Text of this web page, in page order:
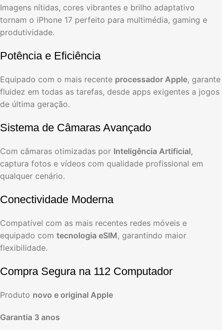
Imagens nítidas, cores vibrantes e brilho adaptativo
tornam o iPhone 17 perfeito para multimédia, gaming e
produtividade.
Potência e Eficiência
Equipado com o mais recente processador Apple, garante
fluidez em todas as tarefas, desde apps exigentes a jogos
de última geração.
Sistema de Câmaras Avançado
Com câmaras otimizadas por Inteligência Artificial,
captura fotos e vídeos com qualidade profissional em
qualquer cenário.
Conectividade Moderna
Compatível com as mais recentes redes móveis e
equipado com tecnologia eSIM, garantindo maior
flexibilidade.
Compra Segura na 112 Computador
Produto novo e original Apple
Garantia 3 anos